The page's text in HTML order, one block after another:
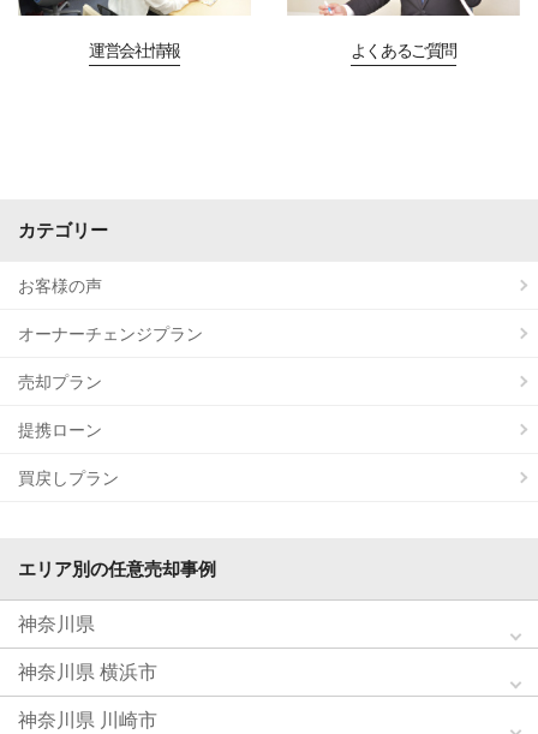
運営会社情報 よくあるご質問
カテゴリー
お客様の声
オーナーチェンジプラン
売却プラン
提携ローン
買戻しプラン
エリア別の任意売却事例
神奈川県
神奈川県 横浜市
神奈川県 川崎市